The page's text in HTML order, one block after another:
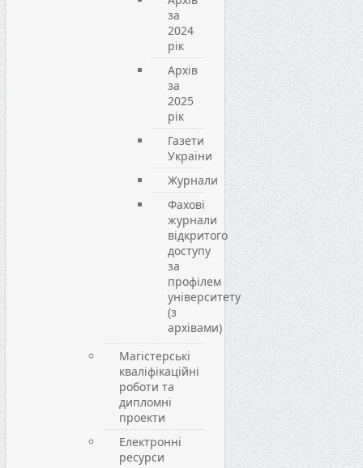
за
2024
рік
Архів
за
2025
рік
Газети
України
Журнали
Фахові
журнали
відкритого
доступу
за
профілем
університету
(з
архівами)
Магістерські
кваліфікаційні
роботи та
дипломні
проекти
Електронні
ресурси